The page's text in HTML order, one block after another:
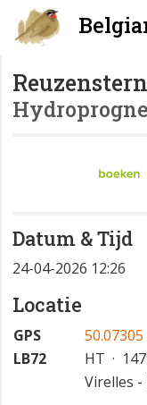
Datum & Tijd
24-04-2026 12:26
Locatie
GPS
LB72
HT ·
Virelles -